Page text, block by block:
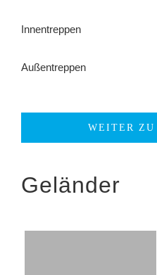
Innentreppen
Außentreppen
WEITER
Geländer